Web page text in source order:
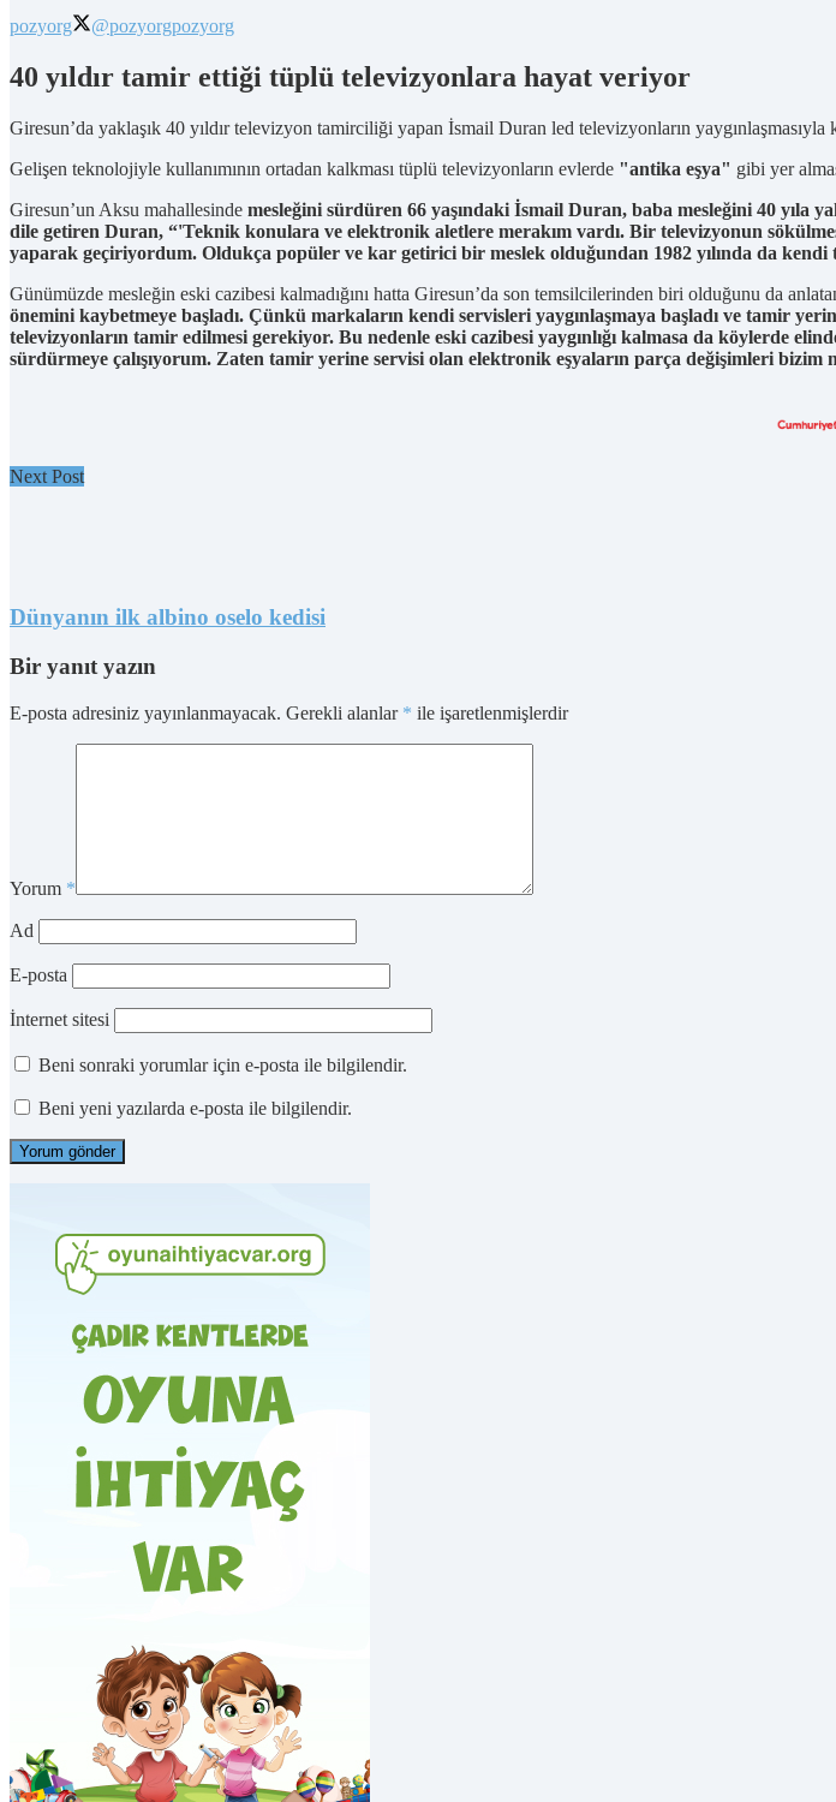
pozyorg @pozyorgpozyorg
40 yıldır tamir ettiği tüplü televizyonlara hayat veriyor
Giresun’da yaklaşık 40 yıldır televizyon tamirciliği yapan İsmail Duran led televizyonların
Gelişen teknolojiyle kullanımının ortadan kalkması tüplü televizyonların evlerde "antika eşya" gibi yer
Giresun’un Aksu mahallesinde mesleğini sürdüren 66 yaşındaki İsmail Duran, baba mesleğini 40 yıla
dile getiren Duran, “'Teknik konulara ve elektronik aletlere merakım vardı. Bir televizyonun
yaparak geçiriyordum. Oldukça popüler ve kar getirici bir meslek olduğundan 1982 yılında da
Günümüzde mesleğin eski cazibesi kalmadığını hatta Giresun’da son temsilcilerinden biri olduğunu da
önemini kaybetmeye başladı. Çünkü markaların kendi servisleri yaygınlaşmaya başladı ve tamir
televizyonların tamir edilmesi gerekiyor. Bu nedenle eski cazibesi yaygınlığı kalmasa da köylerde
sürdürmeye çalışıyorum. Zaten tamir yerine servisi olan elektronik eşyaların parça değişimleri bizim
Next Post
Dünyanın ilk albino oselo kedisi
Bir yanıt yazın
E-posta adresiniz yayınlanmayacak. Gerekli alanlar * ile işaretlenmişlerdir
Yorum *
Ad
E-posta
İnternet sitesi
Beni sonraki yorumlar için e-posta ile bilgilendir.
Beni yeni yazılarda e-posta ile bilgilendir.